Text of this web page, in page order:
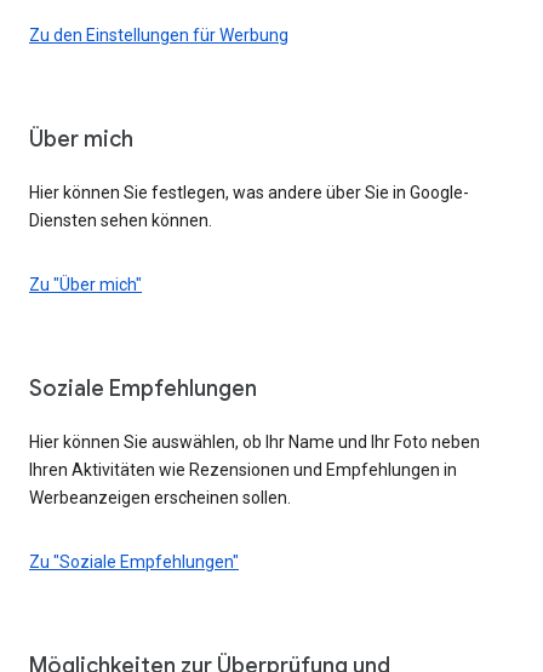
Zu den Einstellungen für Werbung
Über mich
Hier können Sie festlegen, was andere über Sie in Google-
Diensten sehen können.
Zu "Über mich"
Soziale Empfehlungen
Hier können Sie auswählen, ob Ihr Name und Ihr Foto neben
Ihren Aktivitäten wie Rezensionen und Empfehlungen in
Werbeanzeigen erscheinen sollen.
Zu "Soziale Empfehlungen"
Möglichkeiten zur Überprüfung und